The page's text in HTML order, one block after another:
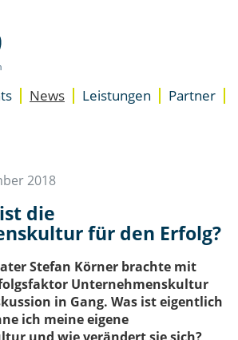
News Leistungen
Expertenrat
Space
Coworking Space
Meeting- & Eventräume
Start-up Büroräume
Partner
2018
die
für den Erfolg?
Stefan Körner brachte mit
Unternehmenskultur
in Gang. Was ist eigentlich
ich meine eigene